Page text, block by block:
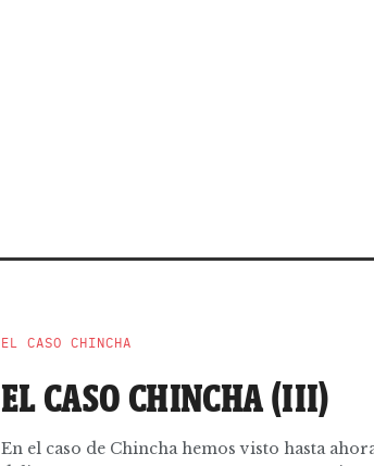
EL CASO CHINCHA
EL CASO CHINCHA (III)
En el caso de Chincha hemos visto hasta